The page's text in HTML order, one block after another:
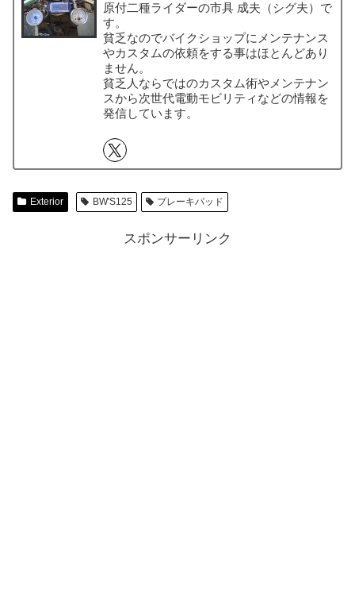
原付二種ライダーの市具 成夫（シグ夫）で
す。
貧乏なのでバイクショップにメンテナンス
やカスタムの依頼をする事はほとんどあり
ません。
貧乏人ならではのカスタム術やメンテナン
スから次世代電動モビリティなどの情報を
発信しています。
Exterior BW'S125 ブレーキパッド
スポンサーリンク